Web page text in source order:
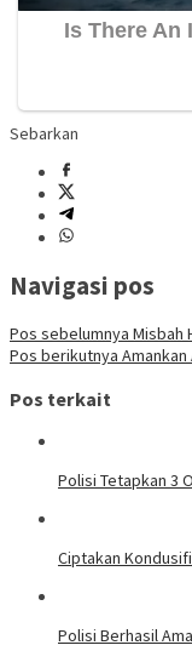
Sebarkan
Navigasi pos
Pos sebelumnya Misbah
Pos berikutnya Amankan
Pos terkait
Polisi Tetapkan 3
Ciptakan
Polisi Berhasil